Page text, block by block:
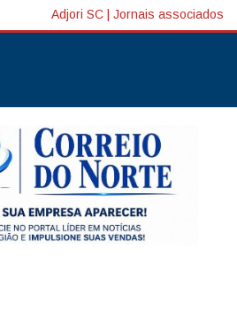
Adjori SC Jornais associados